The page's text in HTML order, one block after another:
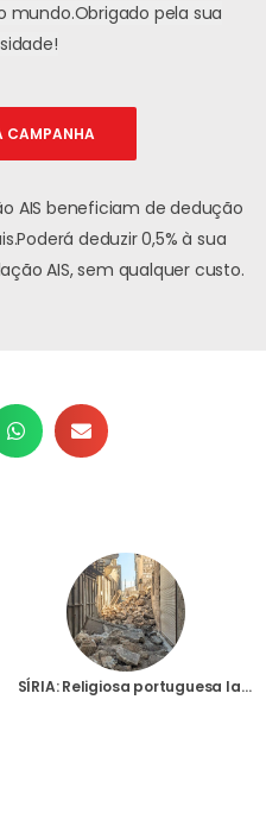
mundo.Obrigado pela sua
CAMPANHA
AIS beneficiam de dedução
Poderá deduzir 0,5% à sua
AIS, sem qualquer custo.
SÍRIA: Religiosa portuguesa lança “apelo angustiado” para o mundo ajudar as vítimas do sismo